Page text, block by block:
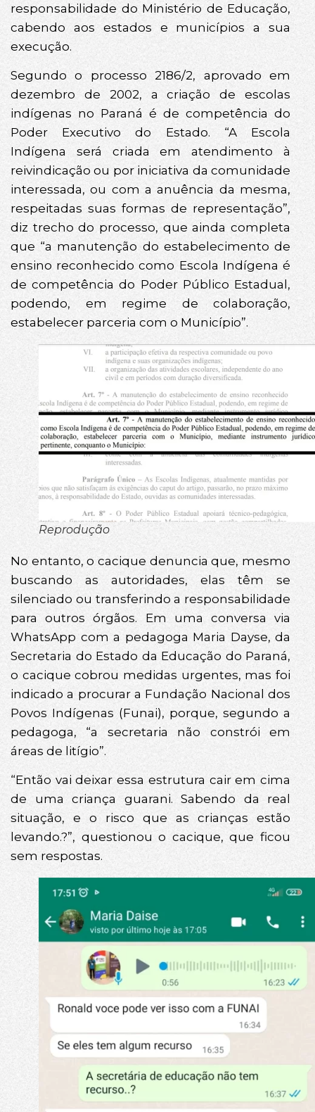
responsabilidade do Ministério de Educação,
cabendo aos estados e municípios a sua
execução.
Segundo o processo 2186/2, aprovado em
dezembro de 2002, a criação de escolas
indígenas no Paraná é de competência do
Poder Executivo do Estado. “A Escola
Indígena será criada em atendimento à
reivindicação ou por iniciativa da comunidade
interessada, ou com a anuência da mesma,
respeitadas suas formas de representação”,
diz trecho do processo, que ainda completa
que “a manutenção do estabelecimento de
ensino reconhecido como Escola Indígena é
de competência do Poder Público Estadual,
podendo, em regime de colaboração,
estabelecer parceria com o Município”.
Reprodução
No entanto, o cacique denuncia que, mesmo
buscando as autoridades, elas têm se
silenciado ou transferindo a responsabilidade
para outros órgãos. Em uma conversa via
WhatsApp com a pedagoga Maria Dayse, da
Secretaria do Estado da Educação do Paraná,
o cacique cobrou medidas urgentes, mas foi
indicado a procurar a Fundação Nacional dos
Povos Indígenas (Funai), porque, segundo a
pedagoga, “a secretaria não constrói em
áreas de litígio”.
“Então vai deixar essa estrutura cair em cima
de uma criança guarani. Sabendo da real
situação, e o risco que as crianças estão
levando.?”, questionou o cacique, que ficou
sem respostas.